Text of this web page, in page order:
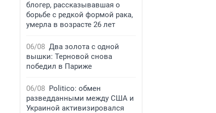
блогер, рассказывавшая о
борьбе с редкой формой рака,
умерла в возрасте 26 лет
06/08 Два золота с одной
вышки: Терновой снова
победил в Париже
06/08 Politico: обмен
разведданными между США и
Украиной активизировался